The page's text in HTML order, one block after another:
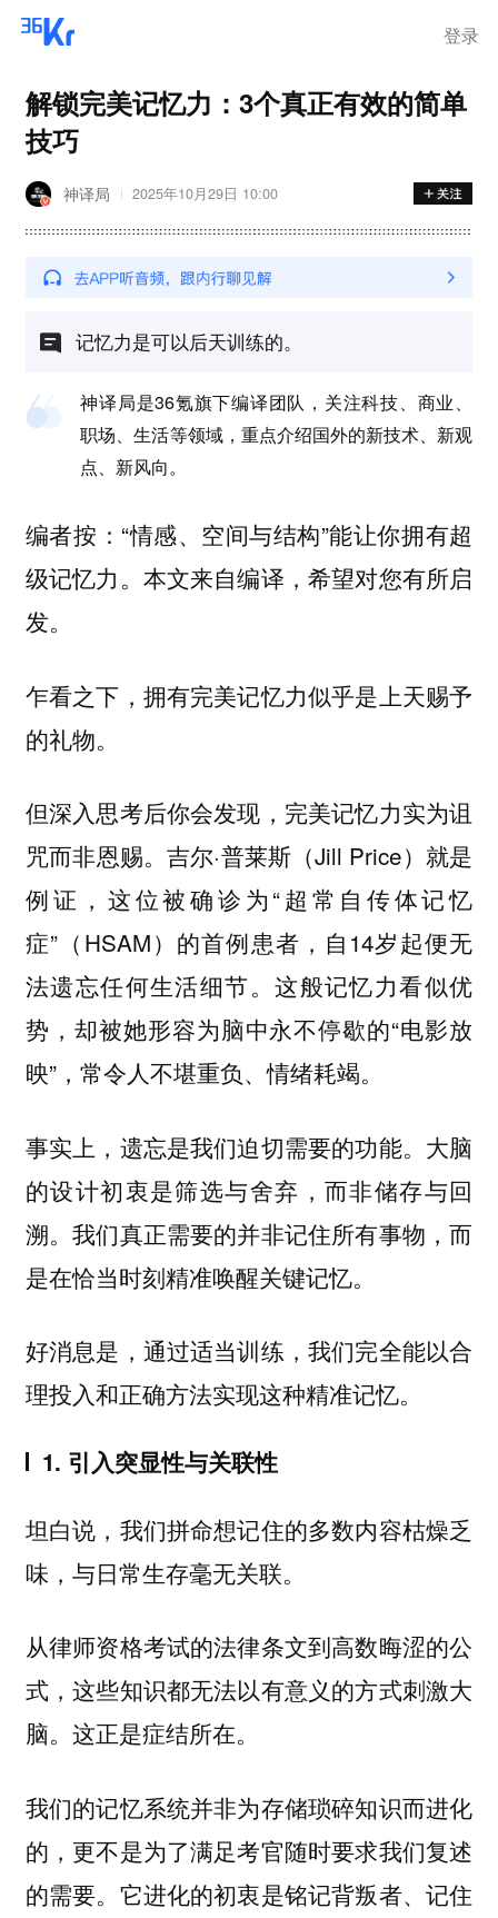
登录
解锁完美记忆力：3个真正有效的简单
技巧
神译局 2025年10月29日 10:00
记忆力是可以后天训练的。
神译局是36氪旗下编译团队，关注科技、商业、
职场、生活等领域，重点介绍国外的新技术、新观
点、新风向。
编者按：“情感、空间与结构”能让你拥有超
级记忆力。本文来自编译，希望对您有所启
发。
乍看之下，拥有完美记忆力似乎是上天赐予
的礼物。
但深入思考后你会发现，完美记忆力实为诅
咒而非恩赐。吉尔·普莱斯（Jill Price）就是
例证，这位被确诊为“超常自传体记忆
症”（HSAM）的首例患者，自14岁起便无
法遗忘任何生活细节。这般记忆力看似优
势，却被她形容为脑中永不停歇的“电影放
映”，常令人不堪重负、情绪耗竭。
事实上，遗忘是我们迫切需要的功能。大脑
的设计初衷是筛选与舍弃，而非储存与回
溯。我们真正需要的并非记住所有事物，而
是在恰当时刻精准唤醒关键记忆。
好消息是，通过适当训练，我们完全能以合
理投入和正确方法实现这种精准记忆。
1. 引入突显性与关联性
坦白说，我们拼命想记住的多数内容枯燥乏
味，与日常生存毫无关联。
从律师资格考试的法律条文到高数晦涩的公
式，这些知识都无法以有意义的方式刺激大
脑。这正是症结所在。
我们的记忆系统并非为存储琐碎知识而进化
的，更不是为了满足考官随时要求我们复述
的需要。它进化的初衷是铭记背叛者、记住